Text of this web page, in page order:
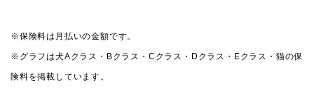
※保険料は月払いの金額です。
※グラフは犬Aクラス・Bクラス・Cクラス・Dクラス・Eクラス・猫の保
険料を掲載しています。